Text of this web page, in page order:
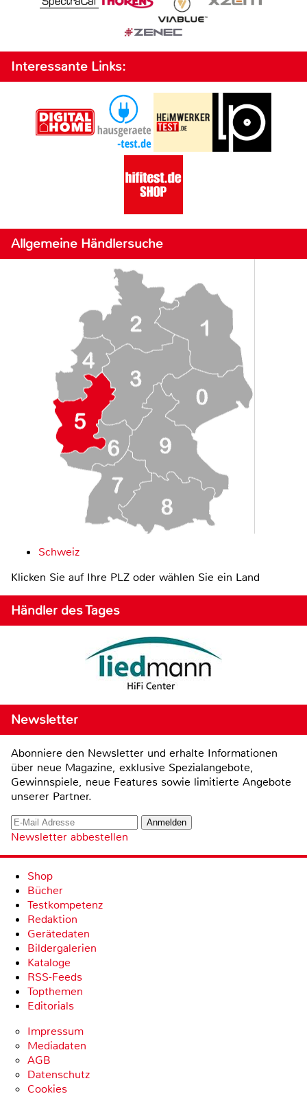
Interessante Links:
Allgemeine Händlersuche
Schweiz
Klicken Sie auf Ihre PLZ oder wählen Sie ein Land
Händler des Tages
Newsletter
Abonniere den Newsletter und erhalte Informationen
über neue Magazine, exklusive Spezialangebote,
Gewinnspiele, neue Features sowie limitierte Angebote
unserer Partner.
Newsletter abbestellen
Shop
Bücher
Testkompetenz
Redaktion
Gerätedaten
Bildergalerien
Kataloge
RSS-Feeds
Topthemen
Editorials
Impressum
Mediadaten
AGB
Datenschutz
Cookies